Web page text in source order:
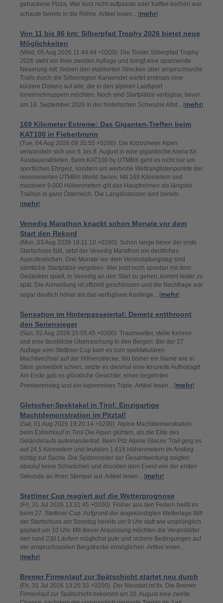
gebackene Pizza. Wer kurz nicht aufpasste oder Kaffee kochen war,
schaute bereits in die Röhre. Artikel lesen... [mehr]
Von 11 bis 86 km: Silberpfad Trophy 2026 bietet neue
Möglichkeiten
(Wed, 05 Aug 2026 11:44:44 +0200) Die Tiroler Silberpfad Trophy
2026 steht vor ihrer zweiten Auflage und bringt eine spannende
Neuerung mit: Neben den etablierten Strecken über anspruchsvolle
Trails durch die Silberregion Karwendel wartet erstmals eine
kürzere Distanz auf alle, die in den alpinen Laufsport
hineinschnuppern möchten. Noch sind Startplätze verfügbar, bevor
am 19. September 2026 in der historischen Schwazer Altst... [mehr]
169 Kilometer Extreme: Das Giganten-Treffen beim
KAT100 in Fieberbrunn
(Tue, 04 Aug 2026 09:35:55 +0200) Die Kitzbüheler Alpen
verwandeln sich von 6. bis 8. August in eine gigantische Arena für
Ausdauerathleten. Beim KAT100 by UTMB® geht es nicht nur um
sportlichen Ehrgeiz, sondern um wertvolle Weltranglistenpunkte der
renommierten UTMB® World Series. Mit 169 Kilometern und
massiven 9.000 Höhenmetern gilt das Hauptrennen als längster
Trailrun in ganz Österreich. Die Langdistanzen sind bereits ...
[mehr]
Venedig Marathon knackt schon Monate vor dem
Start den Rekord
(Mon, 03 Aug 2026 18:11:10 +0200) Schon lange bevor der erste
Startschuss fällt, setzt der Venedig Marathon ein deutliches
Ausrufezeichen. Drei Monate vor dem Veranstaltungstag sind
sämtliche Startplätze vergeben. Wer jetzt noch spontan mit dem
Gedanken spielt, in Venedig an den Start zu gehen, kommt leider zu
spät. Die Anmeldung ist offiziell geschlossen und die Nachfrage war
sogar deutlich höher als das verfügbare Kontinge... [mehr]
Sensation im Hinterpasseiertal: Demetz entthroont
den Seriensieger
(Sun, 02 Aug 2026 15:55:45 +0200) Traumwetter, steile Kehren
und eine faustdicke Überraschung in den Bergen: Bei der 27.
Auflage vom Stettiner-Cup kam es zum spektakulären
Machtwechsel auf der Höhenstrecke. Wo bisher ein Name wie in
Stein gemeißelt schien, setzte es diesmal eine kinoreife Aufholjagd.
Am Ende gab es glückliche Gesichter, einen begehrten
Premierensieg und ein lupenreines Triple. Artikel lesen... [mehr]
Gletscher-Spektakel in Tirol: Einzigartige
Machtdemonstration im Pitztal!
(Sat, 01 Aug 2026 19:20:14 +0200) Alpine Machtdemonstration
beim Extremlauf in Tirol Die Alpen glühten, als die Elite des
Geländelaufs aufeinandertraf. Beim Pitz Alpine Glacier Trail ging es
auf 24,5 Kilometern und brutalen 1.618 Höhenmetern im Anstieg
richtig zur Sache. Die Spitzenreiter der Gesamtwertung zeigten
absolut keine Schwächen und drückten dem Event von der ersten
Sekunde an ihren Stempel auf. Artikel lesen... [mehr]
Stettiner Cup reagiert auf die Wetterprognose
(Fri, 31 Jul 2026 13:31:45 +0200) Früher aus den Federn heißt es
beim 27. Stettiner-Cup. Aufgrund der angekündigten Wetterlage fällt
der Startschuss am Sonntag bereits um 9 Uhr statt wie ursprünglich
geplant um 10 Uhr. Mit dieser Anpassung möchten die Veranstalter
den rund 230 Läufern möglichst gute und sichere Bedingungen auf
der anspruchsvollen Bergstrecke ermöglichen. Artikel lesen...
[mehr]
Bremer Firmenlauf zur Spätschicht startet neu durch
(Fri, 31 Jul 2026 13:25:33 +0200) Der Neustart ist fix. Die Bremer
Firmenlauf zur Spätschicht bekommt am 20. August eine zweite